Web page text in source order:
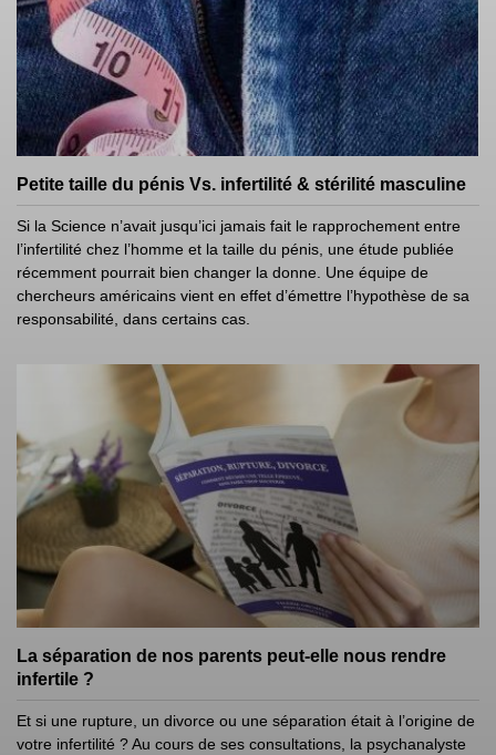
Petite taille du pénis Vs. infertilité & stérilité masculine
Si la Science n’avait jusqu’ici jamais fait le rapprochement entre
l’infertilité chez l’homme et la taille du pénis, une étude publiée
récemment pourrait bien changer la donne. Une équipe de
chercheurs américains vient en effet d’émettre l’hypothèse de sa
responsabilité, dans certains cas.
La séparation de nos parents peut-elle nous rendre
infertile ?
Et si une rupture, un divorce ou une séparation était à l’origine de
votre infertilité ? Au cours de ses consultations, la psychanalyste